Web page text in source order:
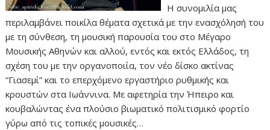
Η συνομιλία μας
περιλαμβάνει ποικίλα θέματα σχετικά με την ενασχόλησή του
με τη σύνθεση, τη μουσική παρουσία του στο Μέγαρο
Μουσικής Αθηνών και αλλού, εντός και εκτός Ελλάδος, τη
σχέση του με την οργανοποιία, τον νέο δίσκο ακτίνας
“Γιασεμί” και το επερχόμενο εργαστήριο ρυθμικής και
κρουστών στα Ιωάννινα. Με αφετηρία την Ήπειρο και
κουβαλώντας ένα πλούσιο βιωματικό πολιτισμικό φορτίο
γύρω από τις τοπικές μουσικές…